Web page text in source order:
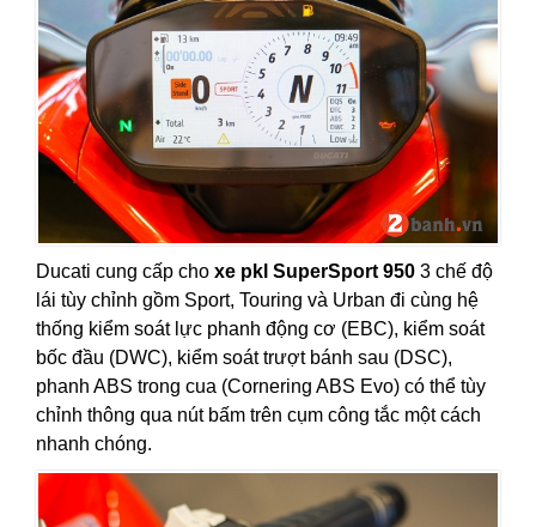
Ducati cung cấp cho xe pkl SuperSport 950 3 chế độ
lái tùy chỉnh gồm Sport, Touring và Urban đi cùng hệ
thống kiểm soát lực phanh động cơ (EBC), kiểm soát
bốc đầu (DWC), kiểm soát trượt bánh sau (DSC),
phanh ABS trong cua (Cornering ABS Evo) có thể tùy
chỉnh thông qua nút bấm trên cụm công tắc một cách
nhanh chóng.